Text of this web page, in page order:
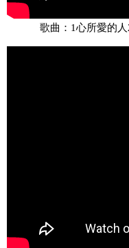
歌曲：1心所愛的